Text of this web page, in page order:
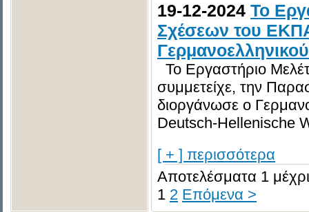
19-12-2024 To
Σχέσεων του
Το Εργαστήριο
συμμετείχε, την
διοργάνωσε ο
Deutsch-Hellenische
[ + ] περισσότερα
Αποτελέσματα 1
1 2 Επόμενα >